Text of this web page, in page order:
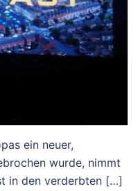
ein neuer,
wurde, nimmt
in den verderbten […]